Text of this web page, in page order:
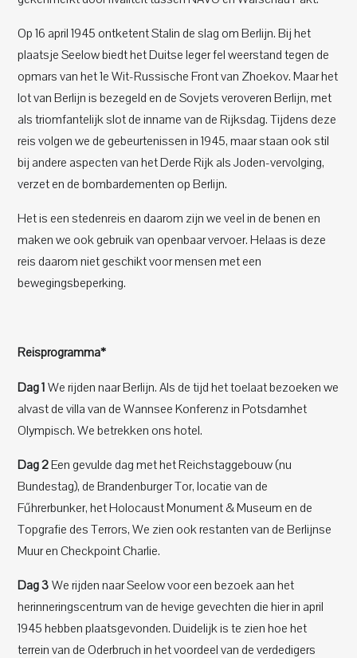
Op 16 april 1945 ontketent Stalin de slag om Berlijn. Bij het
plaatsje Seelow biedt het Duitse leger fel weerstand tegen de
opmars van het 1e Wit-Russische Front van Zhoekov. Maar het
lot van Berlijn is bezegeld en de Sovjets veroveren Berlijn, met
als triomfantelijk slot de inname van de Rijksdag. Tijdens deze
reis volgen we de gebeurtenissen in 1945, maar staan ook stil
bij andere aspecten van het Derde Rijk als Joden-vervolging,
verzet en de bombardementen op Berlijn.
Het is een stedenreis en daarom zijn we veel in de benen en
maken we ook gebruik van openbaar vervoer. Helaas is deze
reis daarom niet geschikt voor mensen met een
bewegingsbeperking.
Reisprogramma*
Dag 1We rijden naar Berlijn. Als de tijd het toelaat bezoeken we
alvast de villa van de Wannsee Konferenz in Potsdamhet
Olympisch. We betrekken ons hotel.
Dag 2Een gevulde dag met het Reichstaggebouw (nu
Bundestag), de Brandenburger Tor, locatie van de
Fűhrerbunker, het Holocaust Monument & Museum en de
Topgrafie des Terrors, We zien ook restanten van de Berlijnse
Muur en Checkpoint Charlie.
Dag 3We rijden naar Seelow voor een bezoek aan het
herinneringscentrum van de hevige gevechten die hier in april
1945 hebben plaatsgevonden. Duidelijk is te zien hoe het
terrein van de Oderbruch in het voordeel van de verdedigers